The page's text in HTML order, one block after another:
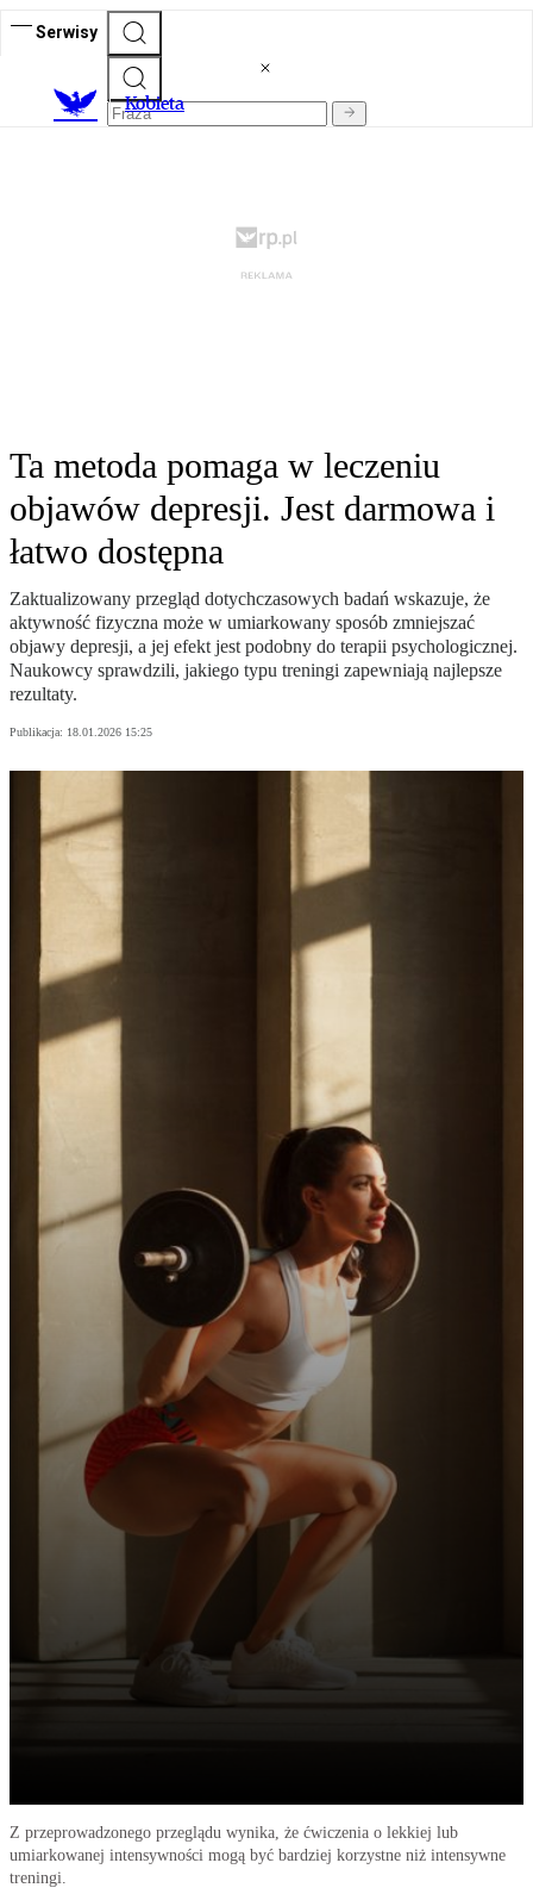
Serwisy
Kobieta
Ta metoda pomaga w leczeniu
objawów depresji. Jest darmowa i
łatwo dostępna
Zaktualizowany przegląd dotychczasowych badań wskazuje, że
aktywność fizyczna może w umiarkowany sposób zmniejszać
objawy depresji, a jej efekt jest podobny do terapii psychologicznej.
Naukowcy sprawdzili, jakiego typu treningi zapewniają najlepsze
rezultaty.
Publikacja: 18.01.2026 15:25
Z przeprowadzonego przeglądu wynika, że ćwiczenia o lekkiej lub
umiarkowanej intensywności mogą być bardziej korzystne niż intensywne
treningi.